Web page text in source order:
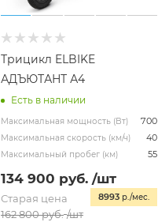
Трицикл ELBIKE
АДЪЮТАНТ А4
Есть в наличии
Максимальная мощность (Вт) 700
Максимальная скорость (км/ч) 40
Максимальный пробег (км) 55
134 900 руб. /шт
8993 р./мес.
Старая цена
162 800руб. /шт